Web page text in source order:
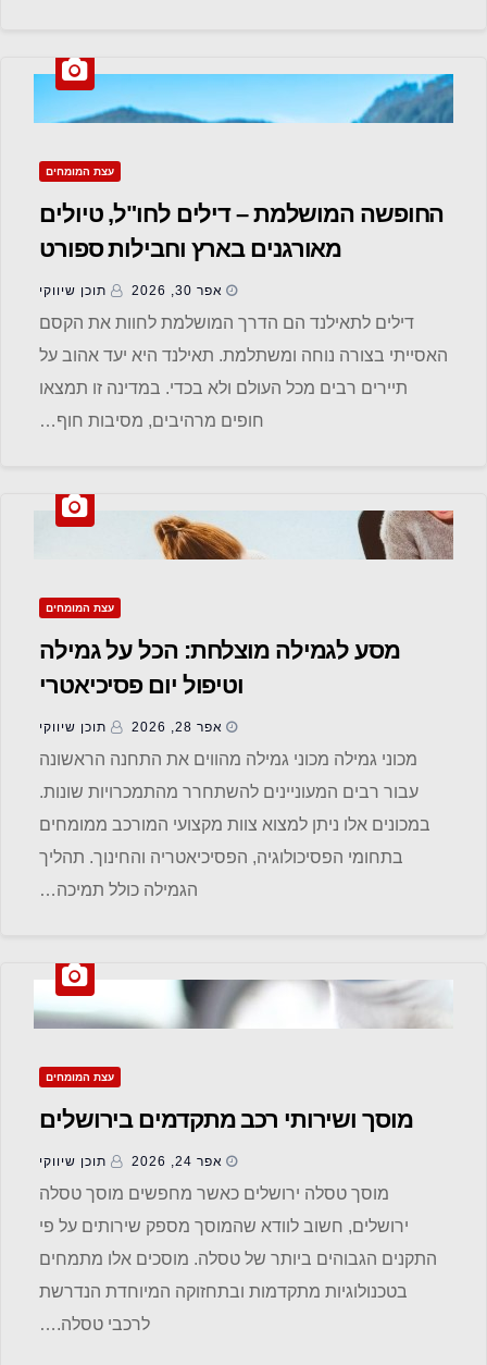
עצת המומחים
החופשה המושלמת – דילים לחו"ל, טיולים
מאורגנים בארץ וחבילות ספורט
אפר 30, 2026 תוכן שיווקי
דילים לתאילנד הם הדרך המושלמת לחוות את הקסם
האסייתי בצורה נוחה ומשתלמת. תאילנד היא יעד אהוב על
תיירים רבים מכל העולם ולא בכדי. במדינה זו תמצאו
חופים מרהיבים, מסיבות חוף…
עצת המומחים
מסע לגמילה מוצלחת: הכל על גמילה
וטיפול יום פסיכיאטרי
אפר 28, 2026 תוכן שיווקי
מכוני גמילה מכוני גמילה מהווים את התחנה הראשונה
עבור רבים המעוניינים להשתחרר מהתמכרויות שונות.
במכונים אלו ניתן למצוא צוות מקצועי המורכב ממומחים
בתחומי הפסיכולוגיה, הפסיכיאטריה והחינוך. תהליך
הגמילה כולל תמיכה…
עצת המומחים
מוסך ושירותי רכב מתקדמים בירושלים
אפר 24, 2026 תוכן שיווקי
מוסך טסלה ירושלים כאשר מחפשים מוסך טסלה
ירושלים, חשוב לוודא שהמוסך מספק שירותים על פי
התקנים הגבוהים ביותר של טסלה. מוסכים אלו מתמחים
בטכנולוגיות מתקדמות ובתחזוקה המיוחדת הנדרשת
לרכבי טסלה.…